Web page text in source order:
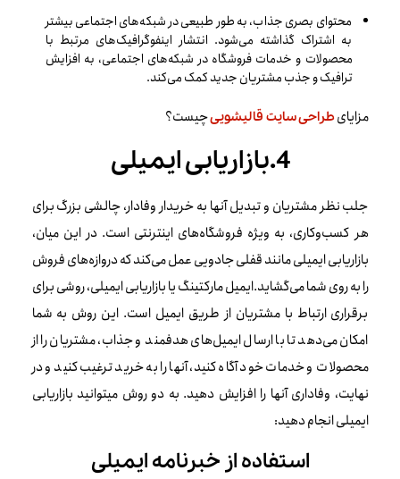
محتوای بصری جذاب، به طور طبیعی در شبکه‌های اجتماعی بیشتر
به اشتراک گذاشته می‌شود. انتشار اینفوگرافیک‌های مرتبط با
محصولات و خدمات فروشگاه در شبکه‌های اجتماعی، به افزایش
ترافیک و جذب مشتریان جدید کمک می‌کند.
مزایایطراحی سایت قالیشوییچیست؟
4.بازاریابی ایمیلی
جلب نظر مشتریان و تبدیل آنها به خریدار وفادار، چالشی بزرگ برای
هر کسب‌وکاری، به‌ ویژه فروشگاه‌های اینترنتی است. در این میان،
بازاریابی ایمیلی مانند قفلی جادویی عمل می‌کند که دروازه‌های فروش
را به روی شما می‌گشاید.ایمیل مارکتینگ یا بازاریابی ایمیلی، روشی برای
برقراری ارتباط با مشتریان از طریق ایمیل است. این روش به شما
امکان می‌دهد تا با ارسال ایمیل‌های هدفمند و جذاب، مشتریان را از
محصولات و خدمات خود آگاه کنید، آنها را به خرید ترغیب کنید و در
نهایت، وفاداری آنها را افزایش دهید. به دو روش میتوانید بازاریابی
ایمیلی انجام دهید:
استفاده از خبرنامه ایمیلی